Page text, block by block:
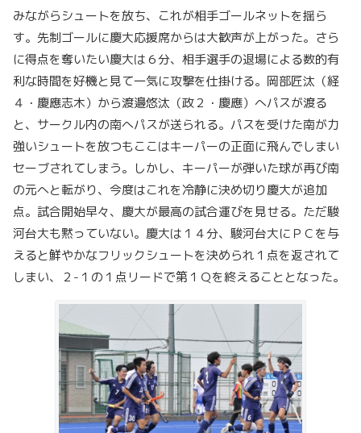
みながらシュートを放ち、これが相手ゴールネットを揺ら
す。先制ゴールに慶大応援席からは大歓声が上がった。さら
に得点を奪いたい慶大は６分、相手選手の退場による数的有
利な時間を好機と見て一気に攻撃を仕掛ける。岡部匠汰（経
４・慶應志木）から渡邉悠汰（政２・慶應）へパスが渡る
と、サークル内の南へパスが送られる。パスを受けた南が力
強いシュートを放つもここはキーパーの正面に飛んでしまい
セーブされてしまう。しかし、キーパーが弾いた球が再び南
の元へと転がり、今度はこれを冷静に決め切り慶大が追加
点。試合開始早々、慶大が最高の試合運びを見せる。ただ駿
河台大も黙っていない。慶大は１４分、駿河台大にＰＣを与
えると鮮やかなフリックシュートを決められ１点を返されて
しまい、２-１の１点リードで第１Ｑを終えることとなった。